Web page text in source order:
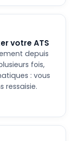
votre ATS
depuis
fois,
: vous
ressaisie.